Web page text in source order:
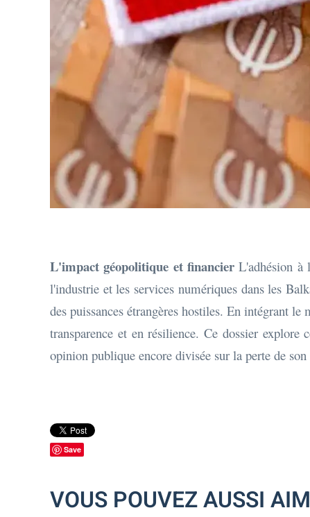
L'impact géopolitique et financier L'adhésion à
l'industrie et les services numériques dans les
des puissances étrangères hostiles. En intégrant
transparence et en résilience. Ce dossier
opinion publique encore divisée sur la perte de
Save
VOUS POUVEZ AUSSI